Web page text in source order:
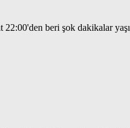
beri şok dakikalar